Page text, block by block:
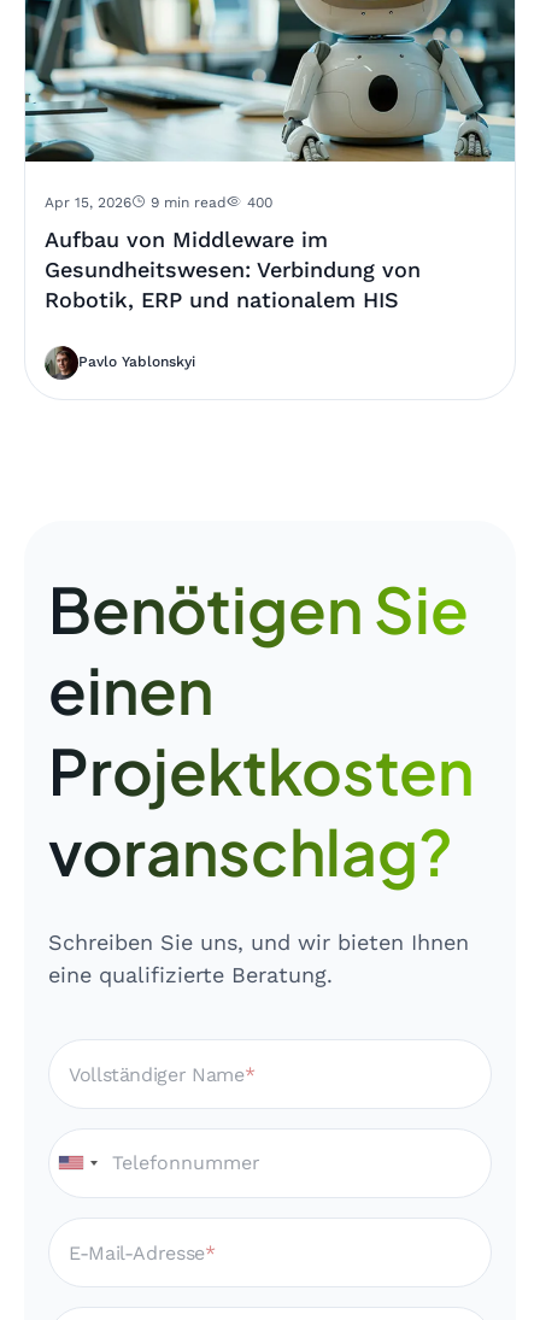
Apr 15, 2026 9 min read 400
Aufbau von Middleware im
Gesundheitswesen: Verbindung von
Robotik, ERP und nationalem HIS
Pavlo Yablonskyi
Benötigen Sie
einen
Projektkosten
voranschlag?
Schreiben Sie uns, und wir bieten Ihnen
eine qualifizierte Beratung.
Vollständiger Name
E-Mail-Adresse